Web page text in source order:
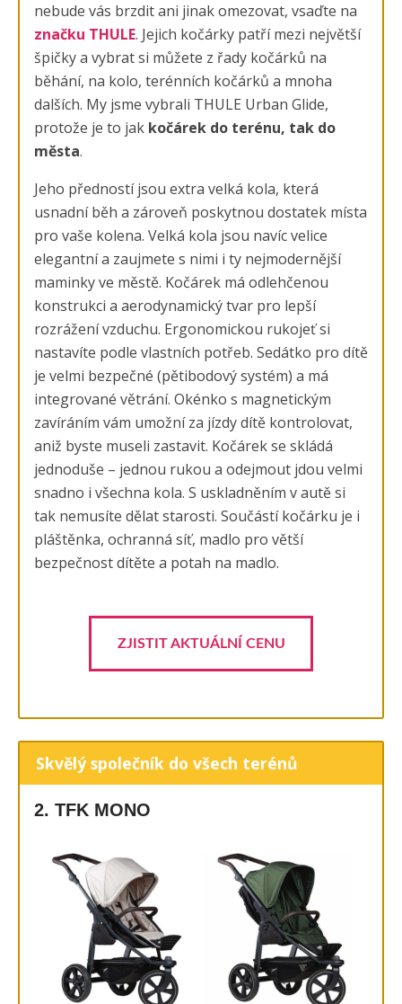
nebude vás brzdit ani jinak omezovat, vsaďte na
značku THULE. Jejich kočárky patří mezi největší
špičky a vybrat si můžete z řady kočárků na
běhání, na kolo, terénních kočárků a mnoha
dalších. My jsme vybrali THULE Urban Glide,
protože je to jak kočárek do terénu, tak do
města.
Jeho předností jsou extra velká kola, která
usnadní běh a zároveň poskytnou dostatek místa
pro vaše kolena. Velká kola jsou navíc velice
elegantní a zaujmete s nimi i ty nejmodernější
maminky ve městě. Kočárek má odlehčenou
konstrukci a aerodynamický tvar pro lepší
rozrážení vzduchu. Ergonomickou rukojeť si
nastavíte podle vlastních potřeb. Sedátko pro dítě
je velmi bezpečné (pětibodový systém) a má
integrované větrání. Okénko s magnetickým
zavíráním vám umožní za jízdy dítě kontrolovat,
aniž byste museli zastavit. Kočárek se skládá
jednoduše – jednou rukou a odejmout jdou velmi
snadno i všechna kola. S uskladněním v autě si
tak nemusíte dělat starosti. Součástí kočárku je i
pláštěnka, ochranná síť, madlo pro větší
bezpečnost dítěte a potah na madlo.
ZJISTIT AKTUÁLNÍ CENU
Skvělý společník do všech terénů
2. TFK MONO